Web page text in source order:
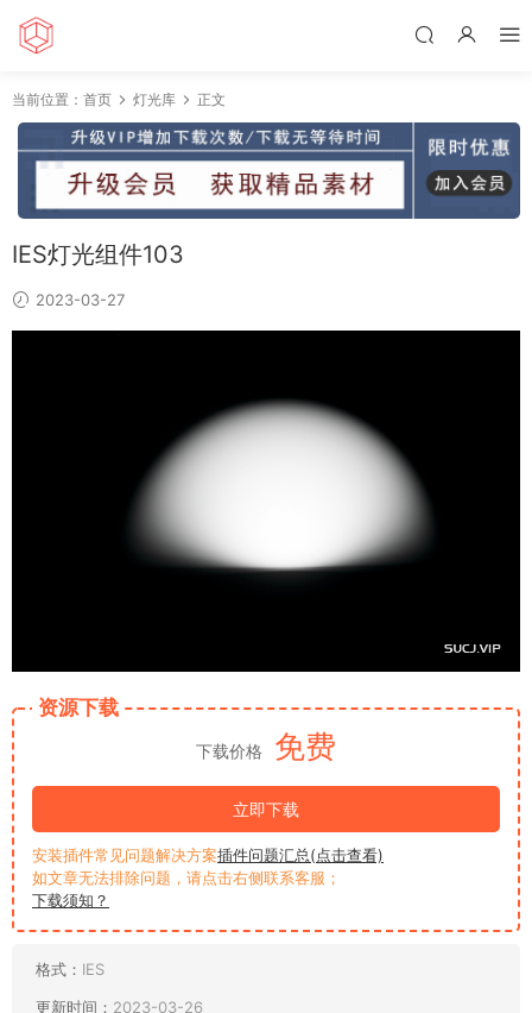
当前位置： 首页 灯光库 正文
IES灯光组件103
2023-03-27
资源下载
下载价格 免费
立即下载
安装插件常见问题解决方案插件问题汇总(点击查看)
如文章无法排除问题，请点击右侧联系客服；
下载须知？
格式： IES
更新时间： 2023-03-26